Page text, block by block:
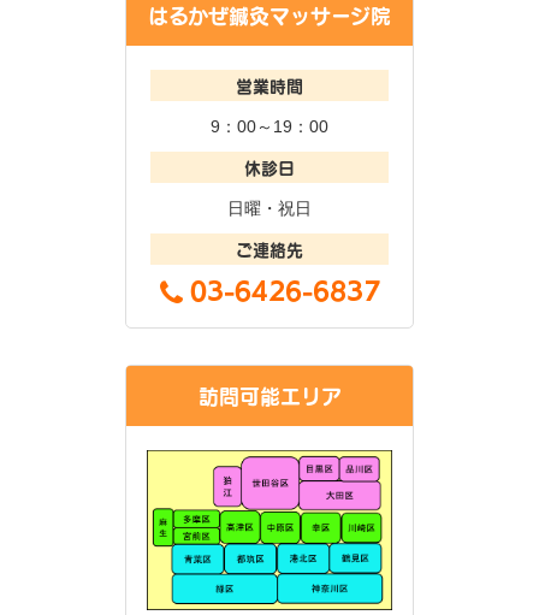
はるかぜ鍼灸マッサージ院
営業時間
9：00～19：00
休診日
日曜・祝日
ご連絡先
訪問可能エリア